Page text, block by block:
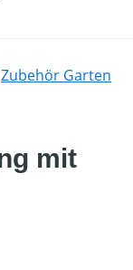
Zubehör Garten
mit